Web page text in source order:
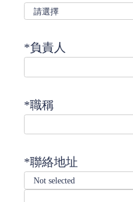
*負責人
*職稱
*聯絡地址